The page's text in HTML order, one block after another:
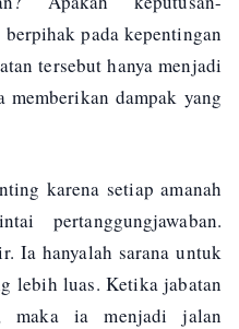
pada kepentingan
tersebut hanya menjadi
dampak yang
karena setiap amanah
pertanggungjawaban.
Ia hanyalah sarana untuk
lebih luas. Ketika jabatan
maka ia menjadi jalan